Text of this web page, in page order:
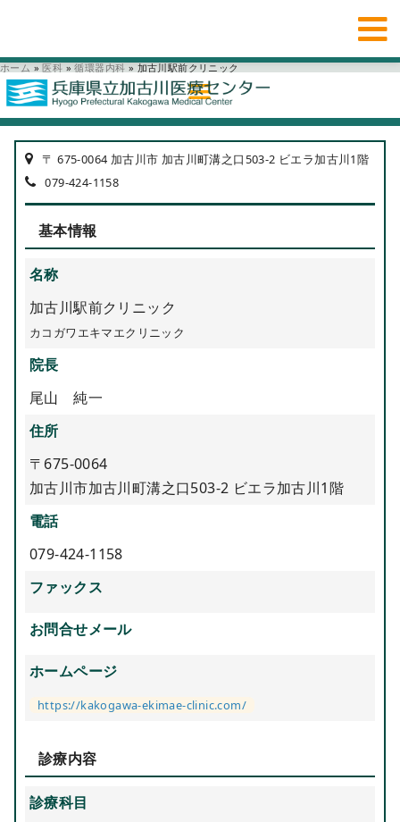
ホーム » 医科 » 循環器内科 » 加古川駅前クリニック
〒 675-0064 加古川市 加古川町溝之口503-2 ビエラ加古川1階
079-424-1158
基本情報
名称
加古川駅前クリニック
カコガワエキマエクリニック
院長
尾山 純一
住所
〒675-0064
加古川市加古川町溝之口503-2 ビエラ加古川1階
電話
079-424-1158
ファックス
お問合せメール
ホームページ
https://kakogawa-ekimae-clinic.com/
診療内容
診療科目